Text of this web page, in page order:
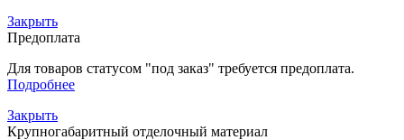
Закрыть
Предоплата
Для товаров статусом "под заказ" требуется предоплата.
Подробнее
Закрыть
Крупногабаритный отделочный материал